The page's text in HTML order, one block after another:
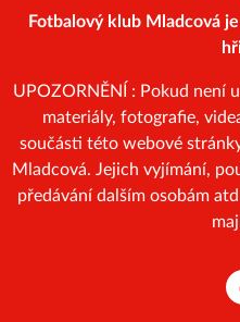
Fotbalový klub Mladcová
UPOZORNĚNÍ : Pokud není
materiály, fotografie,
součásti této webové
Mladcová. Jejich vyjímání,
předávání dalším osobám